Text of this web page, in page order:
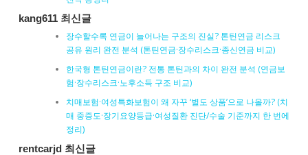
kang611 최신글
장수할수록 연금이 늘어나는 구조의 진실? 톤틴연금 리스크
공유 원리 완전 분석 (톤틴연금·장수리스크·종신연금 비교)
한국형 톤틴연금이란? 전통 톤틴과의 차이 완전 분석 (연금보
험·장수리스크·노후소득 구조 비교)
치매보험·여성특화보험이 왜 자꾸 ‘별도 상품’으로 나올까? (치
매 중증도·장기요양등급·여성질환 진단/수술 기준까지 한 번에
정리)
rentcarjd 최신글